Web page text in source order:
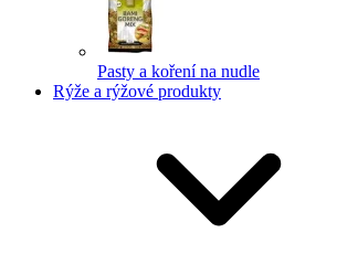
Pasty a koření na nudle
Rýže a rýžové produkty